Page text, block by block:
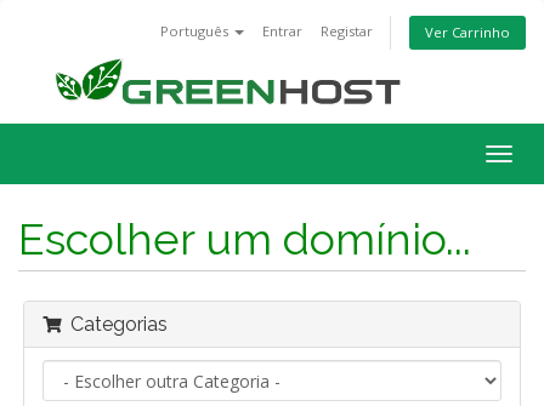
Português Entrar Registar Ver Carrinho
Escolher um domínio...
Categorias